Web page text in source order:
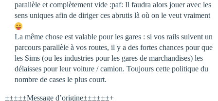
parallèle et complètement vide :paf: Il faudra alors jouer avec les
sens uniques afin de diriger ces abrutis là où on le veut vraiment
La même chose est valable pour les gares : si vos rails suivent un
parcours parallèle à vos routes, il y a des fortes chances pour que
les Sims (ou les industries pour les gares de marchandises) les
délaisses pour leur voiture / camion. Toujours cette politique du
nombre de cases le plus court.
±±±±±Message d’origine±±±±±±+